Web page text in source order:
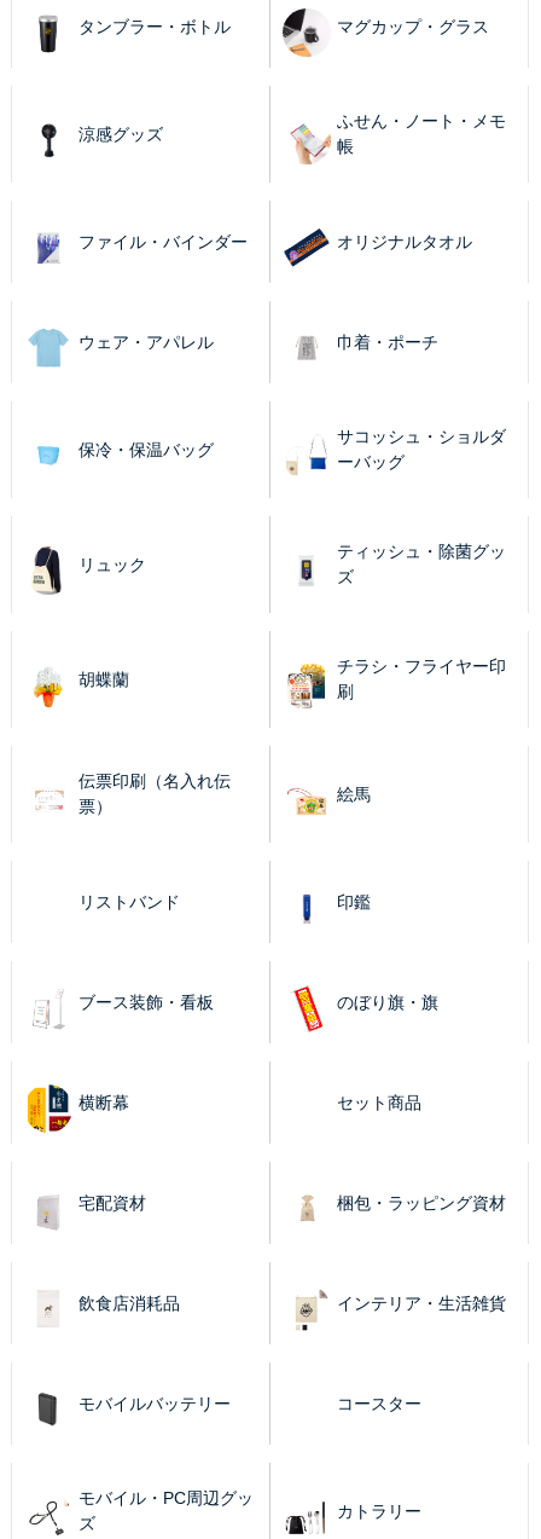
タンブラー・ボトル マグカップ・グラス
涼感グッズ
ふせん・ノート・メモ
帳
ファイル・バインダー オリジナルタオル
ウェア・アパレル 巾着・ポーチ
保冷・保温バッグ
サコッシュ・ショルダ
ーバッグ
リュック
ティッシュ・除菌グッ
ズ
胡蝶蘭
チラシ・フライヤー印
刷
伝票印刷（名入れ伝
票）
絵馬
リストバンド 印鑑
ブース装飾・看板 のぼり旗・旗
横断幕 セット商品
宅配資材 梱包・ラッピング資材
飲食店消耗品 インテリア・生活雑貨
モバイルバッテリー コースター
モバイル・PC周辺グッ
ズ
カトラリー